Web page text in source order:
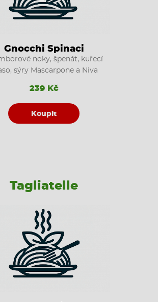
Gnocchi Spinaci
noky, špenát, kuřecí
sýry Mascarpone a Niva
239 Kč
Koupit
Tagliatelle